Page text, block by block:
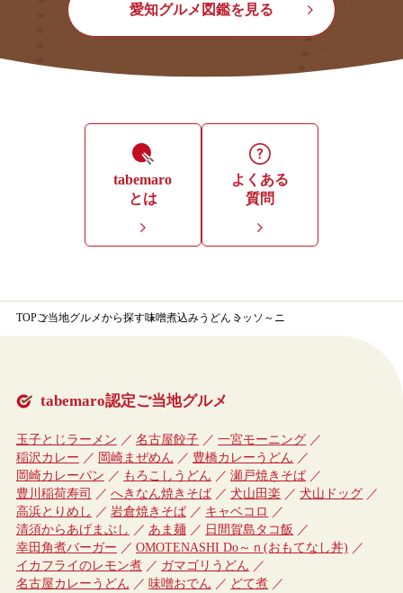
愛知グルメ図鑑を見る
tabemaro
とは
よくある
質問
TOPご当地グルメから探す味噌煮込みうどん ミッソ～ニ
tabemaro認定ご当地グルメ
玉子とじラーメン 名古屋餃子
一宮モーニング
稲沢カレー
岡崎まぜめん
豊橋カレーうどん
岡崎カレーパン
もろこしうどん
瀬戸焼きそば
豊川稲荷寿司
へきなん焼きそば 犬山田楽
犬山ドッグ
高浜とりめし
岩倉焼きそば
キャベコロ
清須からあげまぶし
あま麺
日間賀島タコ飯
幸田角煮バーガー
OMOTENASHI Do～ｎ(おもてなし丼)
イカフライのレモン煮
ガマゴリうどん
名古屋カレーうどん
味噌おでん
どて煮